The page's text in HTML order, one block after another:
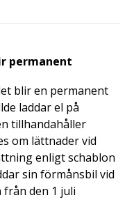
permanent
blir en permanent
laddar el på
tillhandahåller
om lättnader vid
enligt schablon
sin förmånsbil vid
den 1 juli